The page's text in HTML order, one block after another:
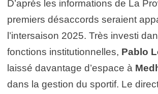
D’après les informations de La
premiers désaccords seraient
l’intersaison 2025. Très investi
fonctions institutionnelles, Pablo
laissé davantage d’espace à
dans la gestion du sportif. Le